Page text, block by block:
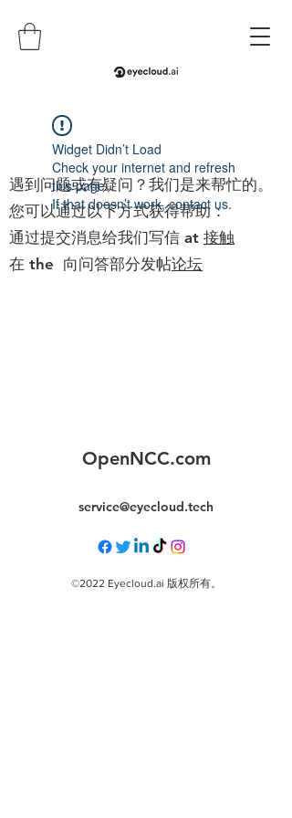
遇到问题或有疑问？我们是来帮忙的。
您可以通过以下方式获得帮助：
通过提交消息给我们写信 at 接触
在 the 向问答部分发帖论坛
Widget Didn’t Load
Check your internet and refresh
this page.
If that doesn’t work, contact us.
OpenNCC.com
service@eyecloud.tech
©2022 Eyecloud.ai 版权所有。